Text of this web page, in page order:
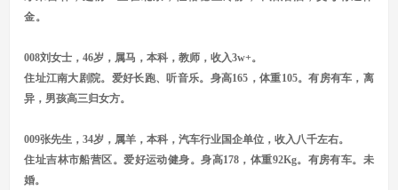
金。
008刘女士，46岁，属马，本科，教师，收入3w+。
住址江南大剧院。爱好长跑、听音乐。身高165，体重105。有房有车，离
异，男孩高三归女方。
009张先生，34岁，属羊，本科，汽车行业国企单位，收入八千左右。
住址吉林市船营区。爱好运动健身。身高178，体重92Kg。有房有车。未
婚。